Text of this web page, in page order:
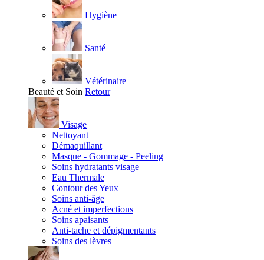
Hygiène
Santé
Vétérinaire
Beauté et Soin Retour
Visage
Nettoyant
Démaquillant
Masque - Gommage - Peeling
Soins hydratants visage
Eau Thermale
Contour des Yeux
Soins anti-âge
Acné et imperfections
Soins apaisants
Anti-tache et dépigmentants
Soins des lèvres